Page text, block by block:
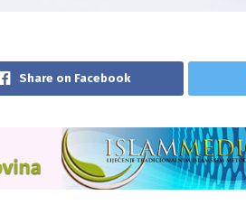
Share on Facebook